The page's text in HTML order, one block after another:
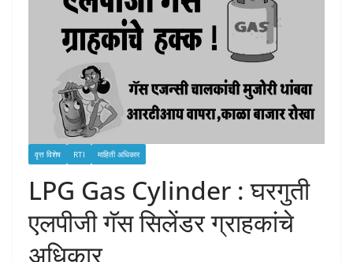
वृत्त विशेष RTI माहिती अधिकार
LPG Gas Cylinder : घरगुती
एलपीजी गॅस सिलेंडर ग्राहकांचे
अधिकार